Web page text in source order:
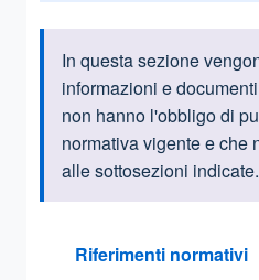
Informazioni
In questa sezione
informazioni e
non hanno l'obbligo di
normativa vigente e che
alle sottosezioni indicate.
Riferimenti normativi
Sezione compressa